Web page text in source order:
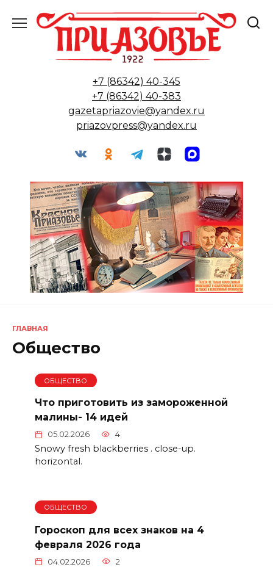
содержанию
+7 (86342) 40-345
+7 (86342) 40-383
gazetapriazovie@yandex.ru
priazovpress@yandex.ru
ГЛАВНАЯ
Общество
ОБЩЕСТВО
Что приготовить из замороженной
малины- 14 идей
05.02.2026 4
Snowy fresh blackberries . close-up.
horizontal.
ОБЩЕСТВО
Гороскоп для всех знаков на 4
февраля 2026 года
04.02.2026 2